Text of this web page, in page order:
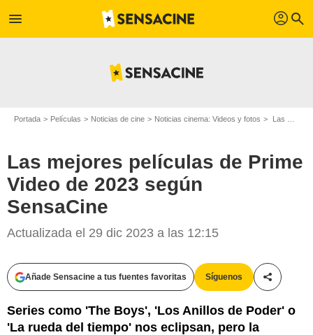
menu profil search
Portada Películas Noticias de cine Noticias cinema: Videos y fotos Las mejores películas de Prime Video de 2023 según SensaCine
Las mejores películas de Prime
Video de 2023 según
SensaCine
Actualizada el 29 dic 2023 a las 12:15
Añade Sensacine a tus fuentes favoritas Síguenos
Series como 'The Boys', 'Los Anillos de Poder' o
'La rueda del tiempo' nos eclipsan, pero la